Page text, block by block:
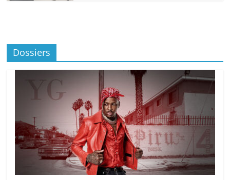
Dossiers